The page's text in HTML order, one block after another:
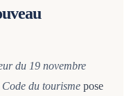
du 19 novembre
du tourisme pose